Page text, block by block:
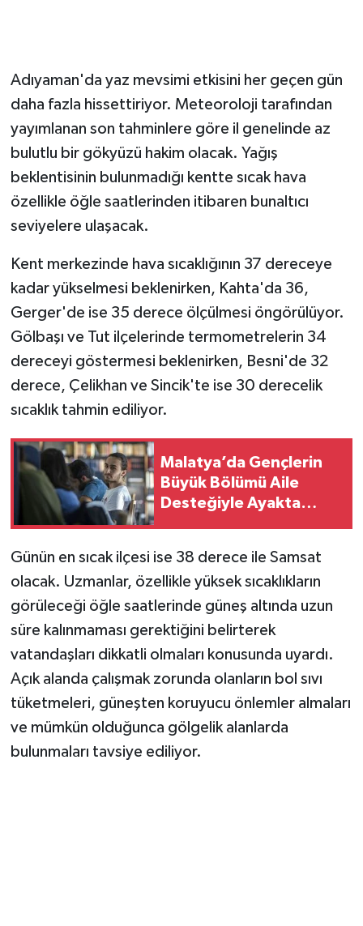
Adıyaman'da yaz mevsimi etkisini her geçen gün
daha fazla hissettiriyor. Meteoroloji tarafından
yayımlanan son tahminlere göre il genelinde az
bulutlu bir gökyüzü hakim olacak. Yağış
beklentisinin bulunmadığı kentte sıcak hava
özellikle öğle saatlerinden itibaren bunaltıcı
seviyelere ulaşacak.
Kent merkezinde hava sıcaklığının 37 dereceye
kadar yükselmesi beklenirken, Kahta'da 36,
Gerger'de ise 35 derece ölçülmesi öngörülüyor.
Gölbaşı ve Tut ilçelerinde termometrelerin 34
dereceyi göstermesi beklenirken, Besni'de 32
derece, Çelikhan ve Sincik'te ise 30 derecelik
sıcaklık tahmin ediliyor.
Malatya’da Gençlerin
Büyük Bölümü Aile
Desteğiyle Ayakta
Günün en sıcak ilçesi ise 38 derece ile Samsat
olacak. Uzmanlar, özellikle yüksek sıcaklıkların
görüleceği öğle saatlerinde güneş altında uzun
süre kalınmaması gerektiğini belirterek
vatandaşları dikkatli olmaları konusunda uyardı.
Açık alanda çalışmak zorunda olanların bol sıvı
tüketmeleri, güneşten koruyucu önlemler almaları
ve mümkün olduğunca gölgelik alanlarda
bulunmaları tavsiye ediliyor.